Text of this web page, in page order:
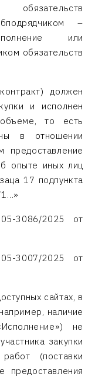
–
или
обязательств
должен
и исполнен
то есть
в отношении
предоставление
опыте иных лиц
17 подпункта
3086/2025 от
3007/2025 от
сайтах, в
наличие
не
закупки
(поставки
предоставления